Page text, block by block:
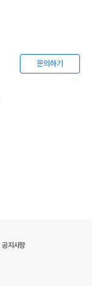
문의하기
공지사항